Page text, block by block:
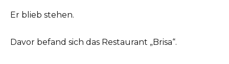
Er blieb stehen.
Davor befand sich das Restaurant „Brisa“.